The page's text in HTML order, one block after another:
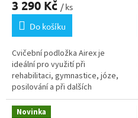
3 290 Kč / ks
Do košíku
Cvičební podložka Airex je
ideální pro využití při
rehabilitaci, gymnastice, józe,
posilování a při dalších
sportovních aktivitách.
Rozměry: 200x60x1,5cm.
Novinka